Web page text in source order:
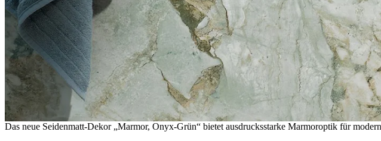
Das neue Seidenmatt-Dekor „Marmor, Onyx-Grün“ bietet ausdrucksstarke Marmoroptik für